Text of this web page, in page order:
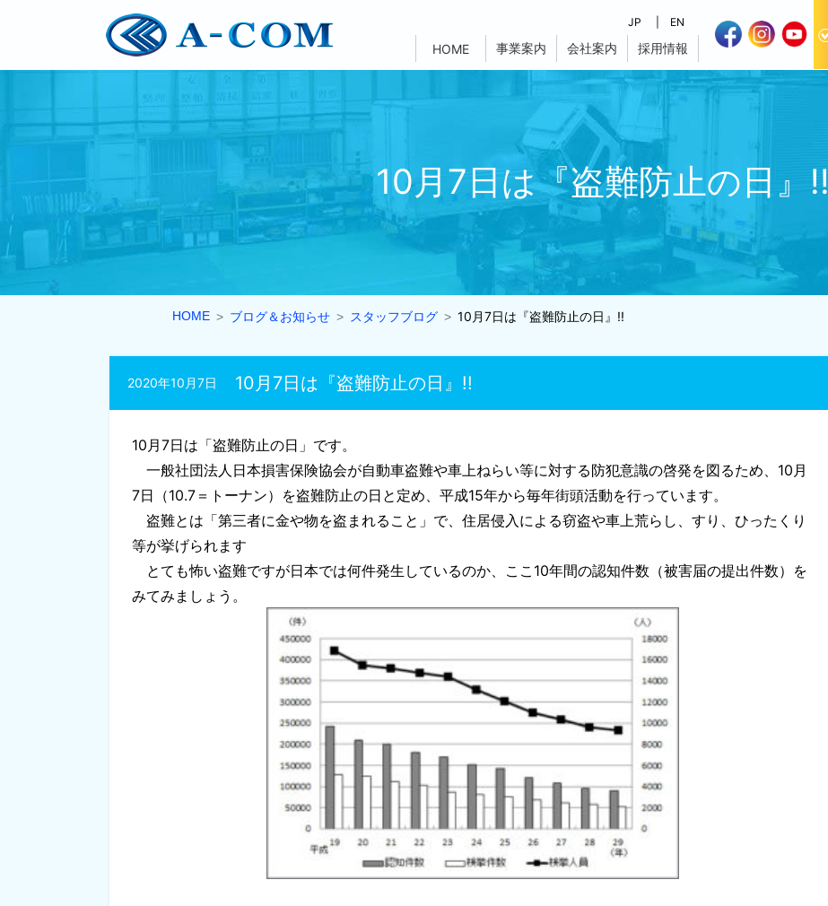
JP EN
HOME 事業案内 会社案内 採用情報
10月7日は『盗難防止の日』!!
HOME ブログ＆お知らせ スタッフブログ 10月7日は『盗難防止の日』!!
10月7日は『盗難防止の日』!!
2020年10月7日
10月7日は「盗難防止の日」です。
一般社団法人日本損害保険協会が自動車盗難や車上ねらい等に対する防犯意識の啓発を図るため、10月
7日（10.7＝トーナン）を盗難防止の日と定め、平成15年から毎年街頭活動を行っています。
盗難とは「第三者に金や物を盗まれること」で、住居侵入による窃盗や車上荒らし、すり、ひったくり
等が挙げられます
とても怖い盗難ですが日本では何件発生しているのか、ここ10年間の認知件数（被害届の提出件数）を
みてみましょう。